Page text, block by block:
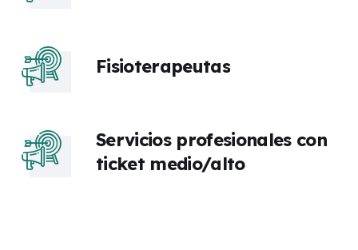
Fisioterapeutas
Servicios profesionales con
ticket medio/alto